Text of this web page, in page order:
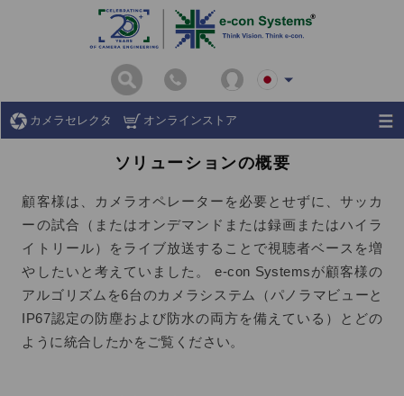
カメラセレクタ オンラインストア
ソリューションの概要
顧客様は、カメラオペレーターを必要とせずに、サッカ
ーの試合（またはオンデマンドまたは録画またはハイラ
イトリール）をライブ放送することで視聴者ベースを増
やしたいと考えていました。 e-con Systemsが顧客様の
アルゴリズムを6台のカメラシステム（パノラマビューと
IP67認定の防塵および防水の両方を備えている）とどの
ように統合したかをご覧ください。